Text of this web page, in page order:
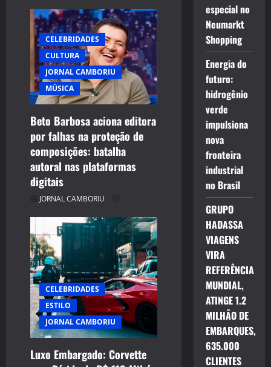
g
a
t
i
o
n
CELEBRIDADES
CULTURA
JORNAL CAMBORIU
MÚSICA
Beto Barbosa aciona editora
por falhas na proteção de
composições: batalha
autoral nas plataformas
digitais
JORNAL CAMBORIU
CELEBRIDADES
ESTILO
JORNAL CAMBORIU
Luxo Embargado: Corvette
especial no
Neumarkt
Shopping
Energia do
futuro:
hidrogênio
verde
impulsiona
nova
fronteira
industrial
no Brasil
GRUPO
HADASSA
VIAGENS
VIRA
REFERÊNCIA
MUNDIAL,
ATINGE 1.2
MILHÃO DE
EMBARQUES,
635.000
CLIENTES